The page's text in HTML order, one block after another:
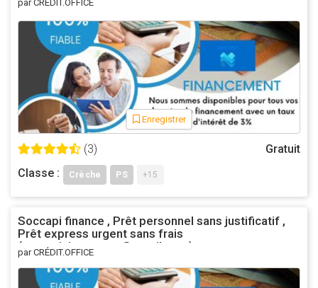
par CRÉDIT.OFFICE
Enregistrer
(3)
Gratuit
Classe :
Crèche PS +15
Soccapi finance , Prêt personnel sans justificatif ,
Prêt express urgent sans frais
(asmeninisgustavo@gmail.com)
par CRÉDIT.OFFICE